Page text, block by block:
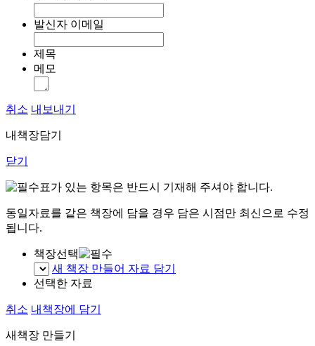
발신자 이메일
제목
메모
취소 내보내기
내책장담기
닫기
표가 있는 항목은 반드시 기재해 주셔야 합니다.
동일자료를 같은 책장에 담을 경우 담은 시점만 최신으로 수정
됩니다.
책장선택
새 책장 만들어 자료 담기
선택한 자료
취소 내책장에 담기
새책장 만들기